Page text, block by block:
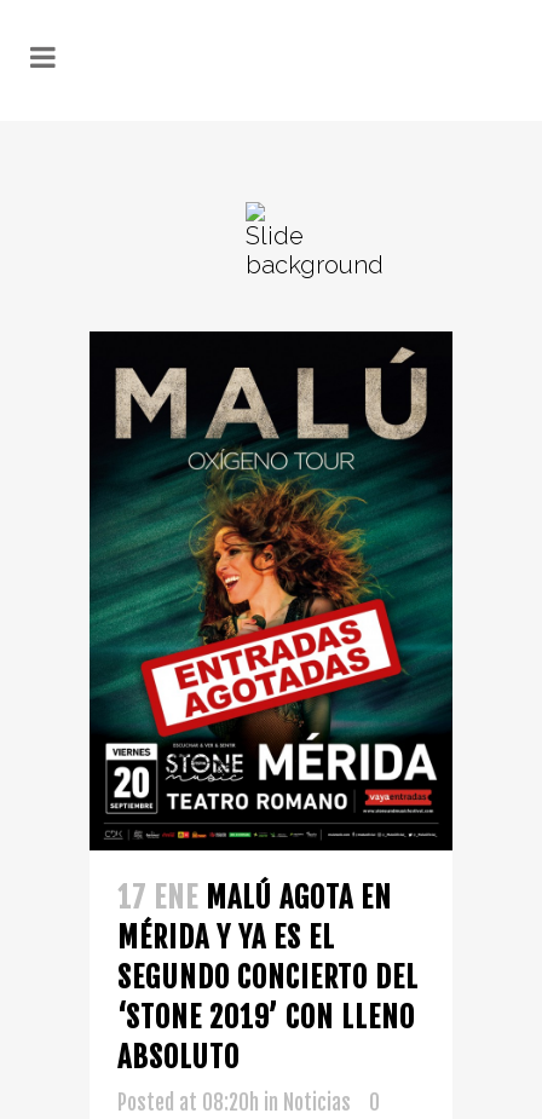
17 ENE MALÚ AGOTA EN
MÉRIDA Y YA ES EL
SEGUNDO CONCIERTO DEL
‘STONE 2019’ CON LLENO
ABSOLUTO
Posted at 08:20h in Noticias
0